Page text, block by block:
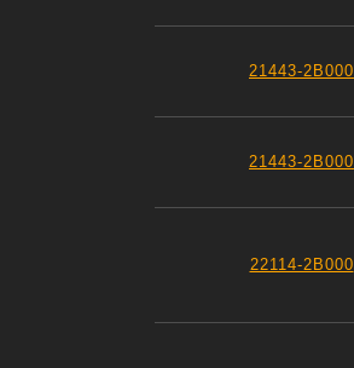
21443-2B000
21443-2B000
22114-2B000